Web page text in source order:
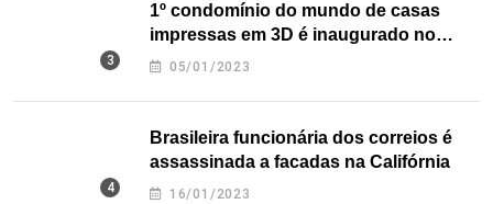
1º condomínio do mundo de casas
impressas em 3D é inaugurado no
Texas
05/01/2023
Brasileira funcionária dos correios é
assassinada a facadas na Califórnia
16/01/2023